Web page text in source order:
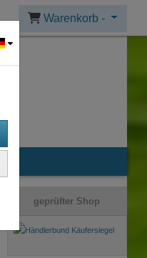
Warenkorb -
geprüfter Shop